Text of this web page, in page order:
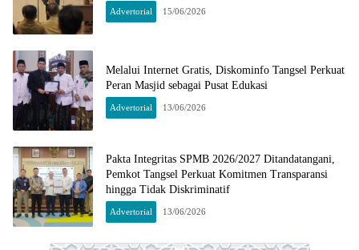
Advertorial 15/06/2026
Melalui Internet Gratis, Diskominfo Tangsel Perkuat
Peran Masjid sebagai Pusat Edukasi
Advertorial 13/06/2026
Pakta Integritas SPMB 2026/2027 Ditandatangani,
Pemkot Tangsel Perkuat Komitmen Transparansi
hingga Tidak Diskriminatif
Advertorial 13/06/2026